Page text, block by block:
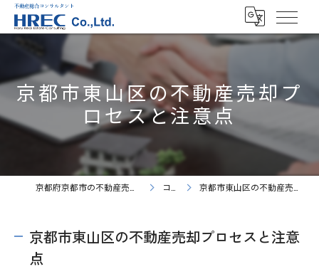
京都市東山区の不動産売却プ
ロセスと注意点
コラム 京都市東山区の不動産売却プロセスと注意点
京都市東山区の不動産売却プロセスと注意
点